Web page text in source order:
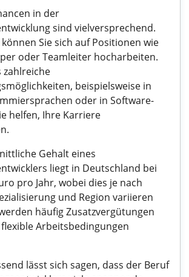
in der
sind vielversprechend.
Sie sich auf Positionen wie
oder Teamleiter hocharbeiten.
zahlreiche
beispielsweise in
oder in Software-
helfen, Ihre Karriere
Gehalt eines
liegt in Deutschland bei
pro Jahr, wobei dies je nach
und Region variieren
häufig Zusatzvergütungen
Arbeitsbedingungen
lässt sich sagen, dass der Beruf